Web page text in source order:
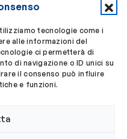
tecnologie come i
alle informazioni del
ci permetterà di
di navigazione o ID unici su
il consenso può influire
e funzioni.
Accedi a My OBLA